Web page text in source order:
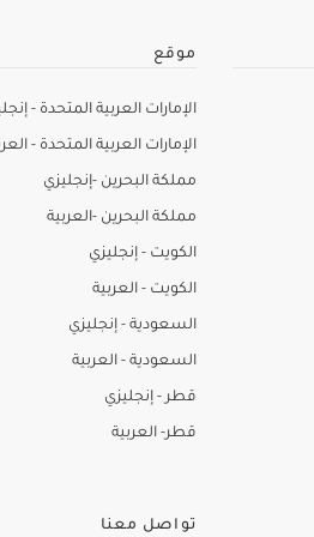
موقع
الإمارات العربية المتحدة -
الإمارات العربية المتحدة -
مملكة البحرين -إنجليزي
مملكة البحرين -العربية
الكويت - إنجليزي
الكويت - العربية
السعودية - إنجليزي
السعودية - العربية
قطر - إنجليزي
قطر- العربية
تواصل معنا